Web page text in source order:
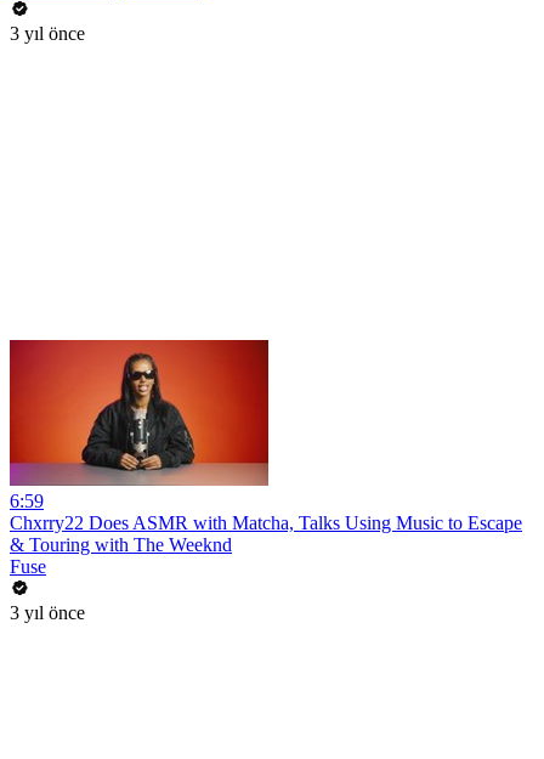
3 yıl önce
6:59
Chxrry22 Does ASMR with Matcha, Talks Using Music to Escape
& Touring with The Weeknd
Fuse
3 yıl önce